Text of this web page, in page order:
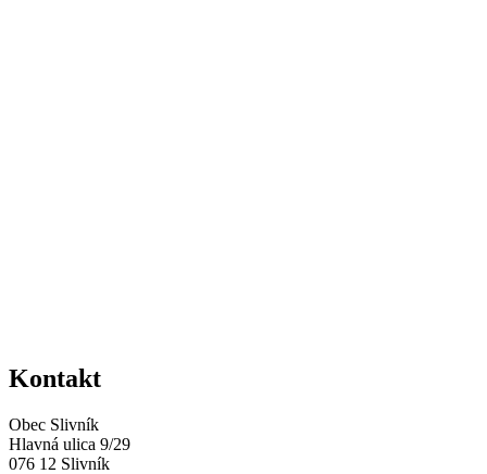
Kontakt
Obec Slivník
Hlavná ulica 9/29
076 12 Slivník